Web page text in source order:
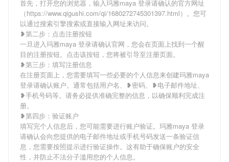
首先，打开您的浏览器，输入玛雅maya 登录请确认的官方网址
（https://www.qigushi.com/qi/1680272745301397.html）。您可
以通过搜索引擎搜索或直接输入网址来访问。
❥第二步：点击注册按钮
一旦进入玛雅maya 登录请确认官网，您会在页面上找到一个醒
目的注册按钮。点击该按钮，您将被引导至注册页面。
❥第三步：填写注册信息
在注册页面上，您需要填写一些必要的个人信息来创建玛雅maya
登录请确认账户。通常包括用户名、❥密码、❥电子邮件地址、
❥手机号码等。请务必提供准确完整的信息，以确保顺利完成注
册。
❥第四步：验证账户
填写完个人信息后，您可能需要进行账户验证。玛雅maya 登录
请确认会向您提供的电子邮件地址或手机号码发送一条验证信
息，您需要按照提示进行验证操作。这有助于确保账户的安全
性，并防止不法分子滥用您的个人信息。